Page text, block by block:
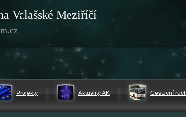
Valašské Meziříčí
Projekty Aktuality AK Cestovní ruch